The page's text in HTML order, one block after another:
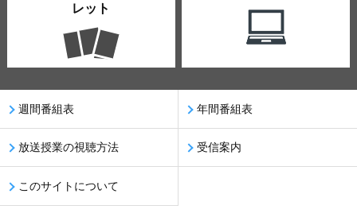
レット
週間番組表 年間番組表
放送授業の視聴方法 受信案内
このサイトについて